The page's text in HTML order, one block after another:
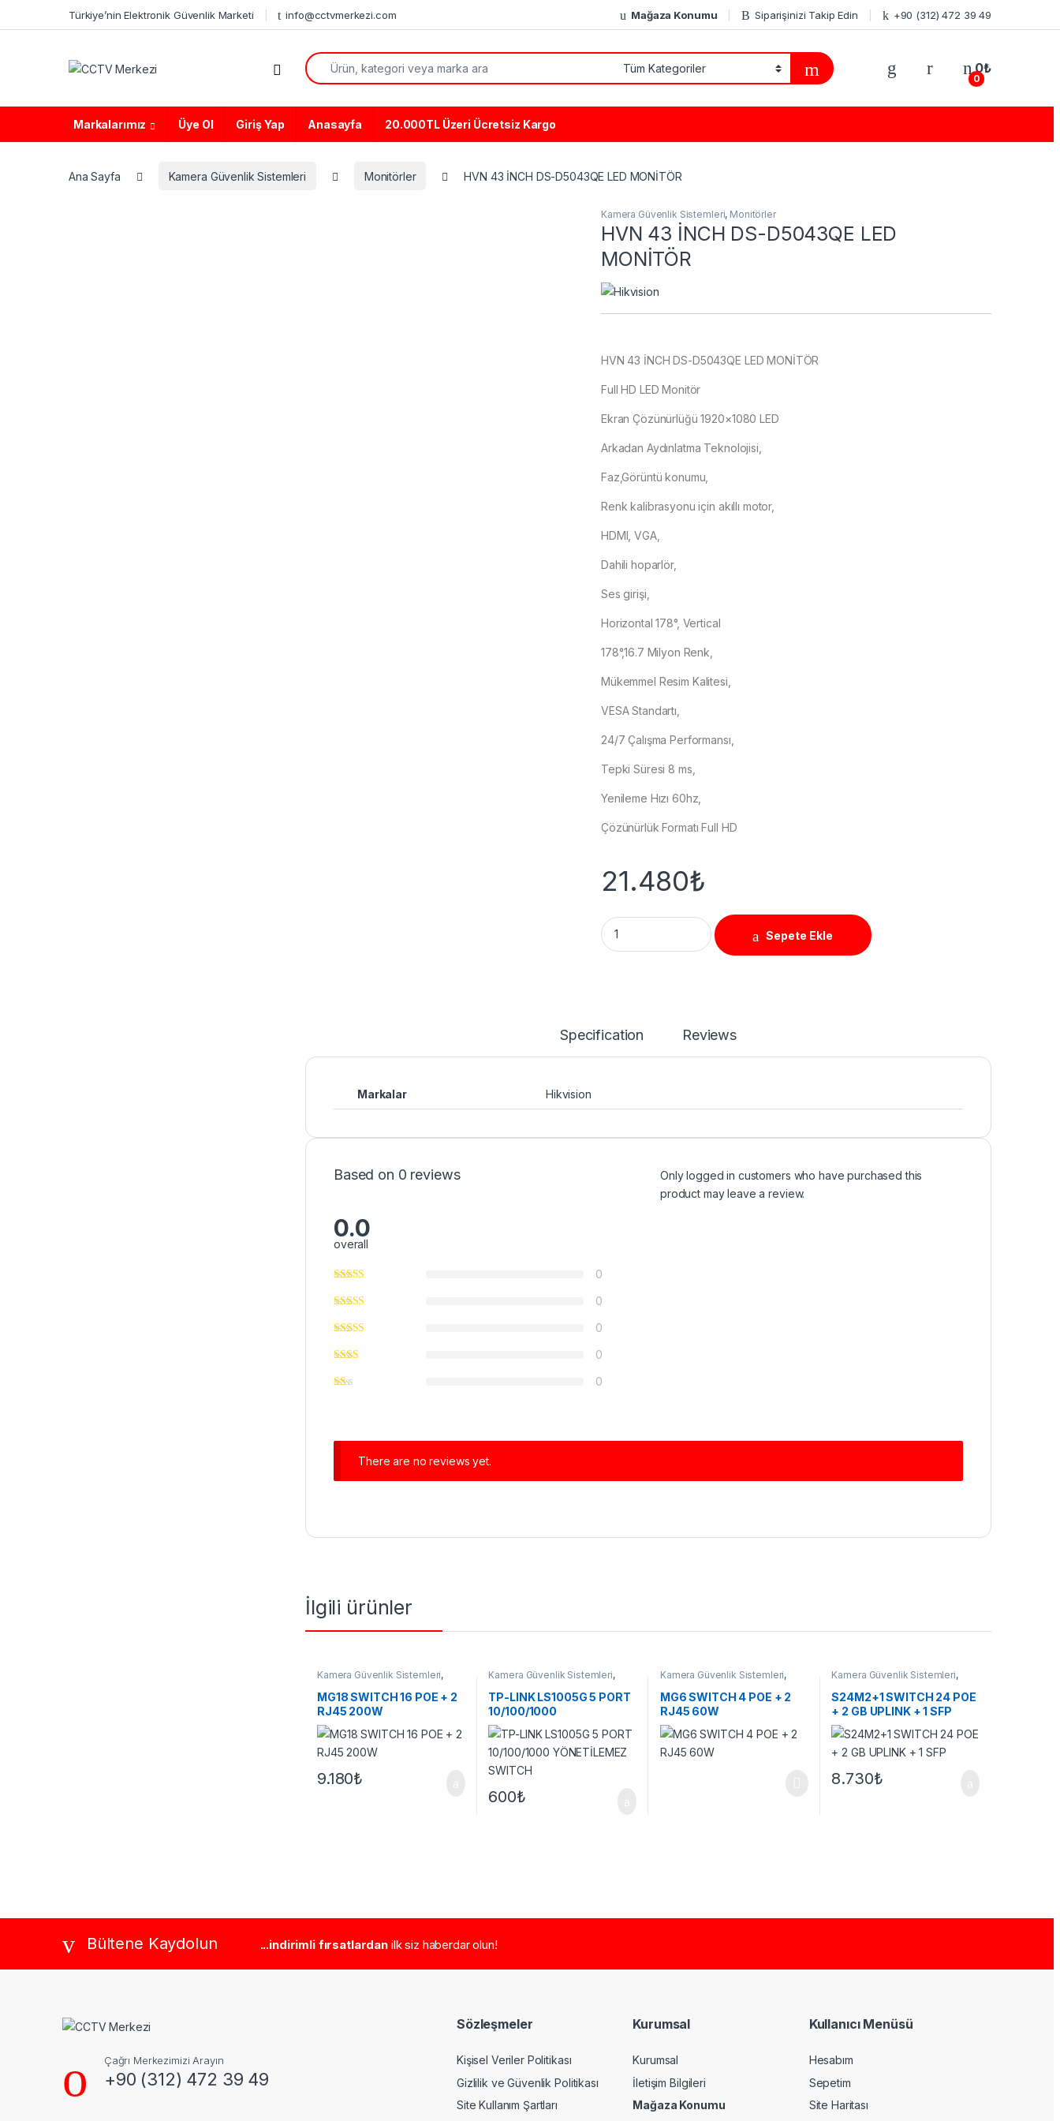
Türkiye’nin Elektronik Güvenlik Marketi info@cctvmerkezi.com Mağaza Konumu Siparişinizi Takip Edin +90 (312) 472 39 49
Search for:
0
0₺
Markalarımız Üye Ol Giriş Yap Anasayfa 20.000TL Üzeri Ücretsiz Kargo
Ana Sayfa Kamera Güvenlik Sistemleri Monitörler HVN 43 İNCH DS-D5043QE LED MONİTÖR
Kamera Güvenlik Sistemleri, Monitörler
HVN 43 İNCH DS-D5043QE LED
MONİTÖR
HVN 43 İNCH DS-D5043QE LED MONİTÖR
Full HD LED Monitör
Ekran Çözünürlüğü 1920×1080 LED
Arkadan Aydınlatma Teknolojisi,
Faz,Görüntü konumu,
Renk kalibrasyonu için akıllı motor,
HDMI, VGA,
Dahili hoparlör,
Ses girişi,
Horizontal 178°, Vertical
178°,16.7 Milyon Renk,
Mükemmel Resim Kalitesi,
VESA Standartı,
24/7 Çalışma Performansı,
Tepki Süresi 8 ms,
Yenileme Hızı 60hz,
Çözünürlük Formatı Full HD
21.480₺
HVN 43 İNCH DS-D5043QE LED MONİTÖR quantity
Sepete Ekle
Specification Reviews
Markalar Hikvision
Based on 0 reviews
0.0
overall
0
0
0
0
0
Only logged in customers who have purchased this
product may leave a review.
There are no reviews yet.
İlgili ürünler
Kamera Güvenlik Sistemleri,
MG18 SWITCH 16 POE + 2
RJ45 200W
9.180₺
Kamera Güvenlik Sistemleri,
TP-LINK LS1005G 5 PORT
10/100/1000
YÖNETİLEMEZ SWITCH
600₺
Kamera Güvenlik Sistemleri,
MG6 SWITCH 4 POE + 2
RJ45 60W
Kamera Güvenlik Sistemleri,
S24M2+1 SWITCH 24 POE
+ 2 GB UPLINK + 1 SFP
8.730₺
Brands CarouselBültene Kaydolun ...indirimli fırsatlardan ilk siz haberdar olun!
Çağrı Merkezimizi Arayın
+90 (312) 472 39 49
Sözleşmeler
Kişisel Veriler Politikası
Gizlilik ve Güvenlik Politikası
Site Kullanım Şartları
Kurumsal
Kurumsal
İletişim Bilgileri
Mağaza Konumu
Kullanıcı Menüsü
Hesabım
Sepetim
Site Haritası